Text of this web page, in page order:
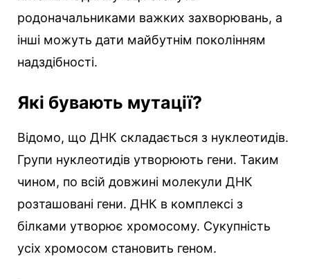
родоначальниками важких захворювань, а
інші можуть дати майбутнім поколінням
надздібності.
Які бувають мутації?
Відомо, що ДНК складається з нуклеотидів.
Групи нуклеотидів утворюють гени. Таким
чином, по всій довжині молекули ДНК
розташовані гени. ДНК в комплексі з
білками утворює хромосому. Сукупність
усіх хромосом становить геном.